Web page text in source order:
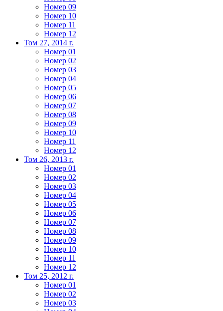
Номер 09
Номер 10
Номер 11
Номер 12
Том 27, 2014 г.
Номер 01
Номер 02
Номер 03
Номер 04
Номер 05
Номер 06
Номер 07
Номер 08
Номер 09
Номер 10
Номер 11
Номер 12
Том 26, 2013 г.
Номер 01
Номер 02
Номер 03
Номер 04
Номер 05
Номер 06
Номер 07
Номер 08
Номер 09
Номер 10
Номер 11
Номер 12
Том 25, 2012 г.
Номер 01
Номер 02
Номер 03